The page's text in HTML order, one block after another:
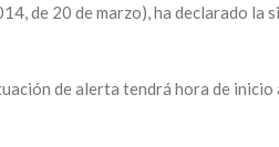
de 20 de marzo), ha declarado la
de alerta tendrá hora de inicio